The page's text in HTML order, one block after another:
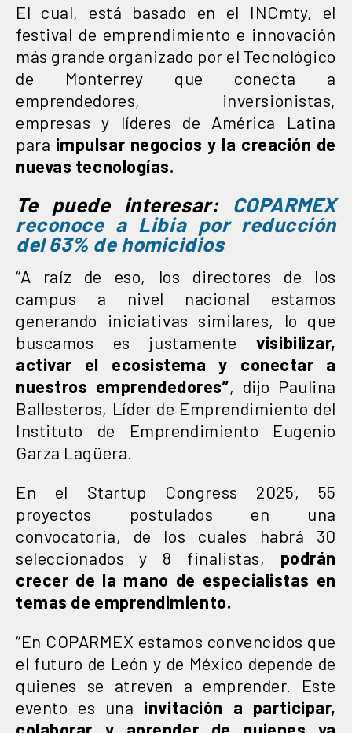
El cual, está basado en el INCmty, el
festival de emprendimiento e innovación
más grande organizado por el Tecnológico
de Monterrey que conecta a
emprendedores, inversionistas,
empresas y líderes de América Latina
para impulsar negocios y la creación de
nuevas tecnologías.
Te puede interesar: COPARMEX
reconoce a Libia por reducción
del 63% de homicidios
“A raíz de eso, los directores de los
campus a nivel nacional estamos
generando iniciativas similares, lo que
buscamos es justamentevisibilizar,
activar el ecosistema y conectar a
nuestros emprendedores”, dijo Paulina
Ballesteros, Líder de Emprendimiento del
Instituto de Emprendimiento Eugenio
Garza Lagüera.
En el Startup Congress 2025, 55
proyectos postulados en una
convocatoria, de los cuales habrá 30
seleccionados y 8 finalistas, podrán
crecer de la mano de especialistas en
temas de emprendimiento.
“En COPARMEX estamos convencidos que
el futuro de León y de México depende de
quienes se atreven a emprender. Este
evento es una invitación a participar,
colaborar y aprender de quienes ya